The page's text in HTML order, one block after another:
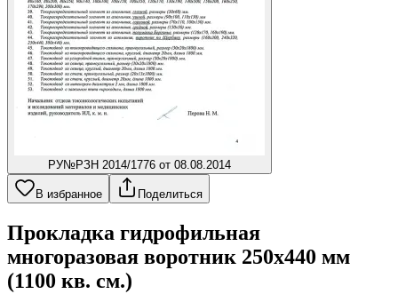
РУ№РЗН 2014/1776 от 08.08.2014
В избранное Поделиться
Прокладка гидрофильная
многоразовая воротник 250x440 мм
(1100 кв. см.)